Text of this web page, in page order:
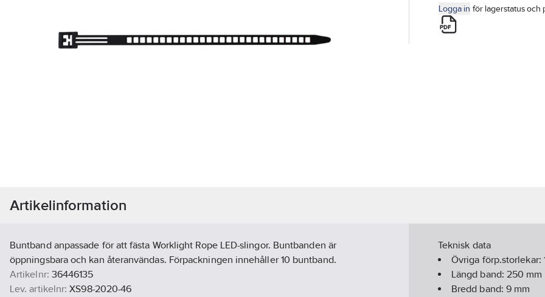
Logga in för lagerstatus och
Artikelinformation
Buntband anpassade för att fästa Worklight Rope LED-slingor. Buntbanden är
öppningsbara och kan återanvändas. Förpackningen innehåller 10 buntband.
Artikelnr: 36446135
Lev. artikelnr: XS98-2020-46
Teknisk data
Övriga förp.storlekar:
Längd band: 250 mm
Bredd band: 9 mm